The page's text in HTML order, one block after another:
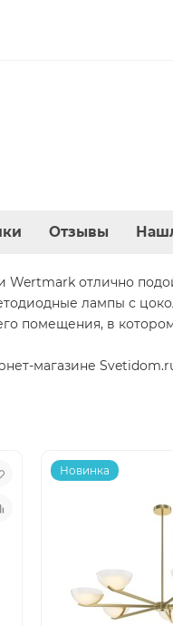
Отзывы
Wertmark отлично
лампы с
помещения, в
магазине
Новинка